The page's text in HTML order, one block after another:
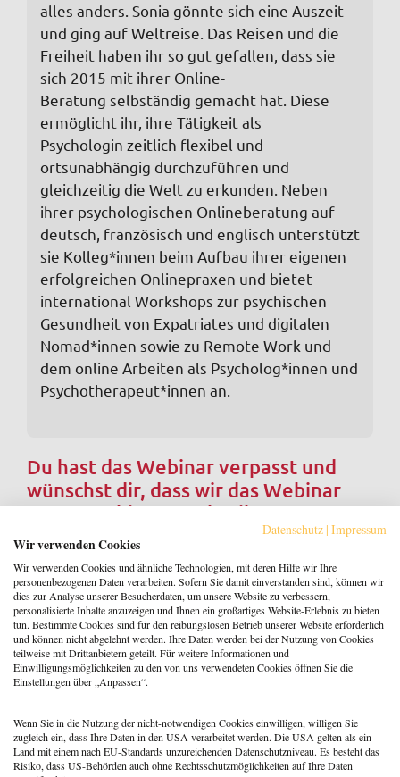
alles anders. Sonia gönnte sich eine Auszeit
und ging auf Weltreise. Das Reisen und die
Freiheit haben ihr so gut gefallen, dass sie
sich 2015 mit ihrer Online-
Beratung selbständig gemacht hat. Diese
ermöglicht ihr, ihre Tätigkeit als
Psychologin zeitlich flexibel und
ortsunabhängig durchzuführen und
gleichzeitig die Welt zu erkunden. Neben
ihrer psychologischen Onlineberatung auf
deutsch, französisch und englisch unterstützt
sie Kolleg*innen beim Aufbau ihrer eigenen
erfolgreichen Onlinepraxen und bietet
international Workshops zur psychischen
Gesundheit von Expatriates und digitalen
Nomad*innen sowie zu Remote Work und
dem online Arbeiten als Psycholog*innen und
Psychotherapeut*innen an.
Du hast das Webinar verpasst und
wünschst dir, dass wir das Webinar
erneut anbieten? Schreibe uns
an
info@psylife.de
Adresse:
ONLINE
Zeitraum:
Datenschutz | Impressum
Wir verwenden Cookies
Wir verwenden Cookies und ähnliche Technologien, mit deren Hilfe wir Ihre
personenbezogenen Daten verarbeiten. Sofern Sie damit einverstanden sind, können wir
dies zur Analyse unserer Besucherdaten, um unsere Website zu verbessern,
personalisierte Inhalte anzuzeigen und Ihnen ein großartiges Website-Erlebnis zu bieten
tun. Bestimmte Cookies sind für den reibungslosen Betrieb unserer Website erforderlich
und können nicht abgelehnt werden. Ihre Daten werden bei der Nutzung von Cookies
teilweise mit Drittanbietern geteilt. Für weitere Informationen und
Einwilligungsmöglichkeiten zu den von uns verwendeten Cookies öffnen Sie die
Einstellungen über „Anpassen“.
Wenn Sie in die Nutzung der nicht-notwendigen Cookies einwilligen, willigen Sie
zugleich ein, dass Ihre Daten in den USA verarbeitet werden. Die USA gelten als ein
Land mit einem nach EU-Standards unzureichenden Datenschutzniveau. Es besteht das
Risiko, dass US-Behörden auch ohne Rechtsschutzmöglichkeiten auf Ihre Daten